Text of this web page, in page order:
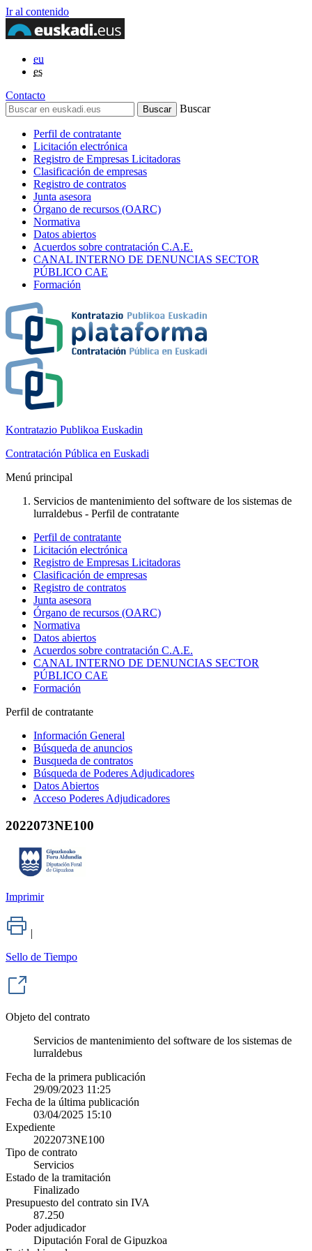
Ir al contenido
eu
es
Contacto
Buscar
Perfil de contratante
Licitación electrónica
Registro de Empresas Licitadoras
Clasificación de empresas
Registro de contratos
Junta asesora
Órgano de recursos (OARC)
Normativa
Datos abiertos
Acuerdos sobre contratación C.A.E.
CANAL INTERNO DE DENUNCIAS SECTOR
PÚBLICO CAE
Formación
Kontratazio Publikoa Euskadin
Contratación Pública en Euskadi
Menú principal
Servicios de mantenimiento del software de los sistemas de
lurraldebus - Perfil de contratante
Perfil de contratante
Licitación electrónica
Registro de Empresas Licitadoras
Clasificación de empresas
Registro de contratos
Junta asesora
Órgano de recursos (OARC)
Normativa
Datos abiertos
Acuerdos sobre contratación C.A.E.
CANAL INTERNO DE DENUNCIAS SECTOR
PÚBLICO CAE
Formación
Perfil de contratante
Información General
Búsqueda de anuncios
Busqueda de contratos
Búsqueda de Poderes Adjudicadores
Datos Abiertos
Acceso Poderes Adjudicadores
2022073NE100
Imprimir
|
Sello de Tiempo
Objeto del contrato
Servicios de mantenimiento del software de los sistemas de
lurraldebus
Fecha de la primera publicación
29/09/2023 11:25
Fecha de la última publicación
03/04/2025 15:10
Expediente
2022073NE100
Tipo de contrato
Servicios
Estado de la tramitación
Finalizado
Presupuesto del contrato sin IVA
87.250
Poder adjudicador
Diputación Foral de Gipuzkoa